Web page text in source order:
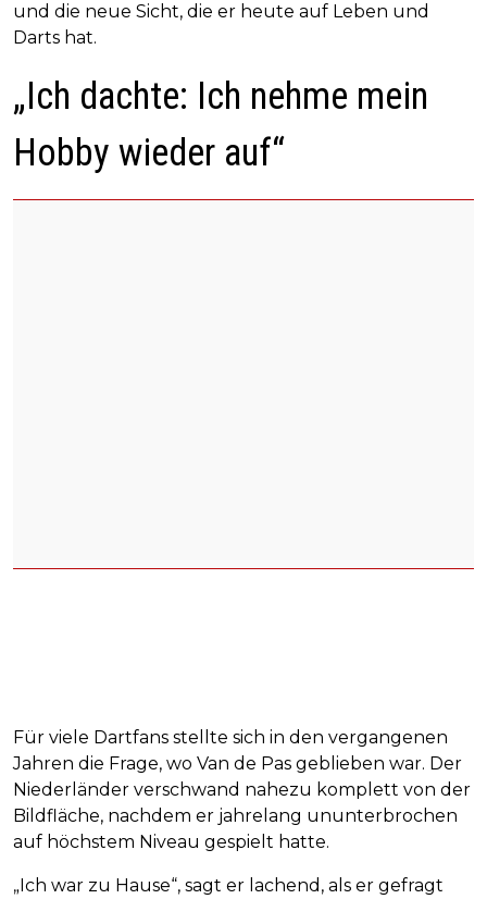
und die neue Sicht, die er heute auf Leben und
Darts hat.
„Ich dachte: Ich nehme mein
Hobby wieder auf“
Für viele Dartfans stellte sich in den vergangenen
Jahren die Frage, wo Van de Pas geblieben war. Der
Niederländer verschwand nahezu komplett von der
Bildfläche, nachdem er jahrelang ununterbrochen
auf höchstem Niveau gespielt hatte.
„Ich war zu Hause“, sagt er lachend, als er gefragt